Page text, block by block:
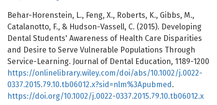
Behar-Horenstein, L., Feng, X., Roberts, K., Gibbs, M.,
Catalanotto, F., & Hudson-Vassell, C. (2015). Developing
Dental Students' Awareness of Health Care Disparities
and Desire to Serve Vulnerable Populations Through
Service-Learning. Journal of Dental Education, 1189-1200
https://onlinelibrary.wiley.com/doi/abs/10.1002/j.0022-
0337.2015.79.10.tb06012.x?sid=nlm%3Apubmed .
https://doi.org/10.1002/j.0022-0337.2015.79.10.tb06012.x